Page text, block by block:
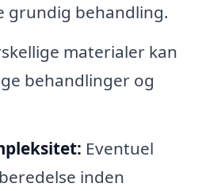
grundig behandling.
materialer kan
behandlinger og
Eventuel
inden